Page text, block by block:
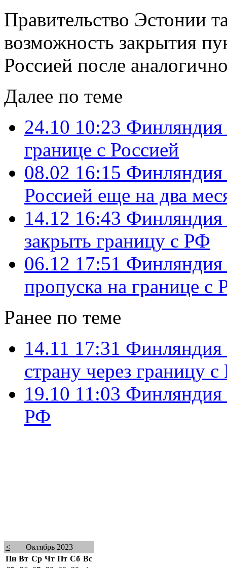
Правительство Эстонии
возможность закрытия
Россией после
Далее по теме
24.10 10:23 Финляндия
границе с Россией
08.02 16:15 Финляндия
Россией еще на два
14.12 16:43 Финляндия
закрыть границу с РФ
06.12 17:51 Финляндия
пропуска на границе с
Ранее по теме
14.11 17:31 Финляндия
страну через границу
19.10 11:03 Финляндия
РФ
<
Октябрь 2023
Пн Вт Ср Чт Пт Сб Вс